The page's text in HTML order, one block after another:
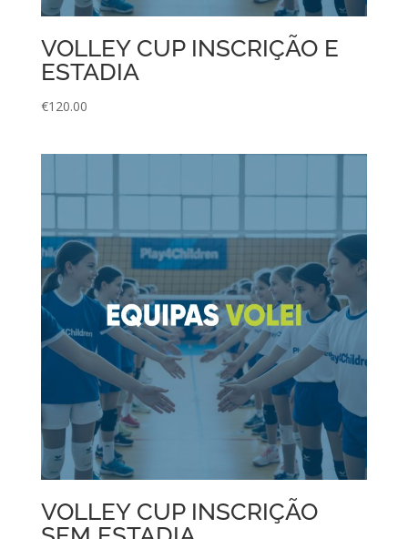
VOLLEY CUP INSCRIÇÃO E
ESTADIA
€120.00
VOLLEY CUP INSCRIÇÃO